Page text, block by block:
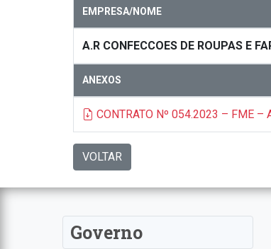
EMPRESA/NOME
A.R CONFECCOES DE ROUPAS E
ANEXOS
CONTRATO Nº 054.2023 – FME –
VOLTAR
Governo